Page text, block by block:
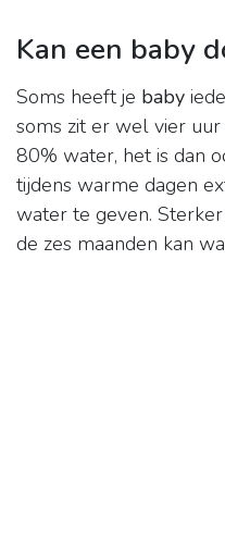
Kan een baby
Soms heeft je baby
soms zit er wel vier
80% water, het is dan
tijdens warme dagen
water te geven.
de zes maanden kan